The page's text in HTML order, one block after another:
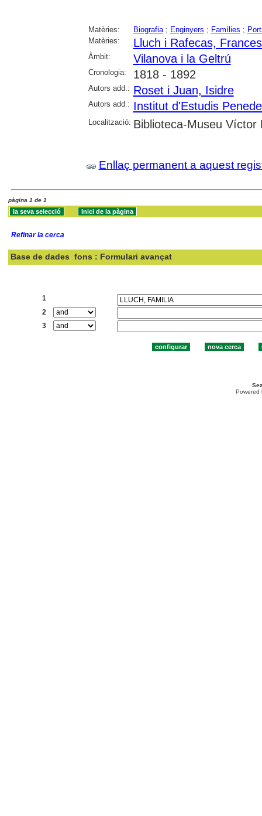
Matèries: Biografia; Enginyers ; Famílies ;
Matèries:
Lluch i Rafecas,
Àmbit: Vilanova i la Geltrú
Cronologia: 1818 - 1892
Autors add.: Roset i Juan, Isidre
Autors add.: Institut d'Estudis
Localització: Biblioteca-Museu Víctor
Enllaç permanent a aquest
pàgina 1 de 1
Refinar la cerca
Base de dades fons : Formulari avançat
1
2
3
Powered